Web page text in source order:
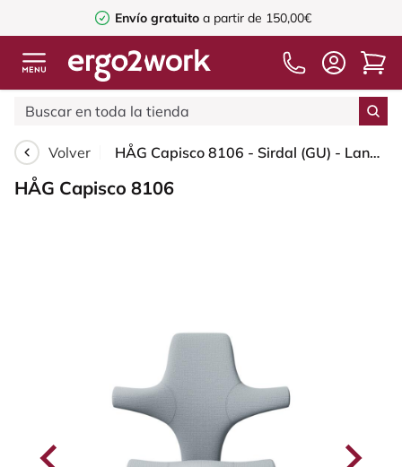
Envío gratuito a partir de 150,00€
Volver HÅG Capisco 8106 - Sirdal (GU) - Lana - SRD120 Light grey - Moss Grey - 150mm (seat height 40–55cm) - Glides
HÅG Capisco 8106